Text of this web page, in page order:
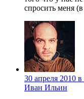
спросить меня
30 апреля 2010 в
Иван Ильин